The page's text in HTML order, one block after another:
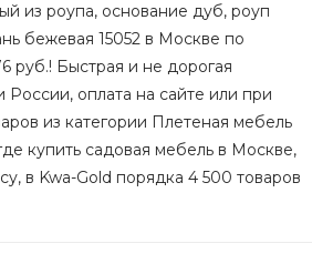
из роупа, основание дуб, роуп
бежевая 15052 в Москве по
руб.! Быстрая и не дорогая
России, оплата на сайте или при
из категории Плетеная мебель
купить садовая мебель в Москве,
в Kwa-Gold порядка 4 500 товаров